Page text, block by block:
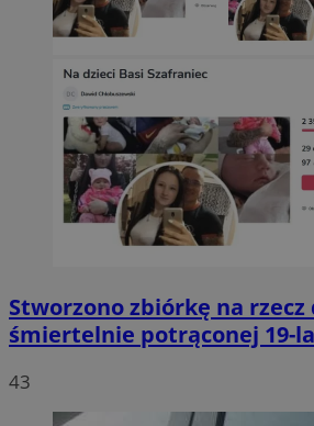
Stworzono zbiórkę na rzecz
śmiertelnie potrąconej 19-
43